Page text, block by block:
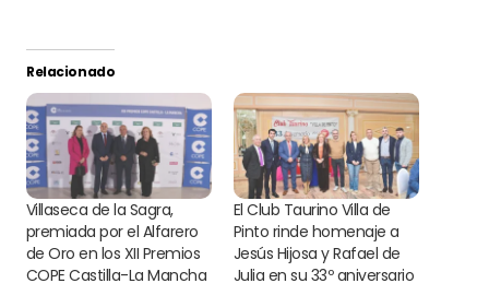
Relacionado
Villaseca de la Sagra,
premiada por el Alfarero
de Oro en los XII Premios
COPE Castilla-La Mancha
El Club Taurino Villa de
Pinto rinde homenaje a
Jesús Hijosa y Rafael de
Julia en su 33º aniversario